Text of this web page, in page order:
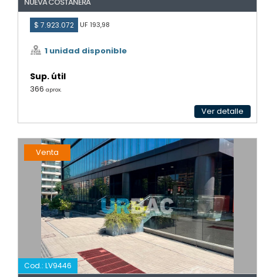
$ 7.923.072 UF 193,98
1 unidad disponible
Sup. útil
366 aprox.
Ver detalle
Venta
Cod.: LV9446